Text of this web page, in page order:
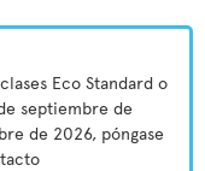
Eco Standard o
septiembre de
de 2026, póngase